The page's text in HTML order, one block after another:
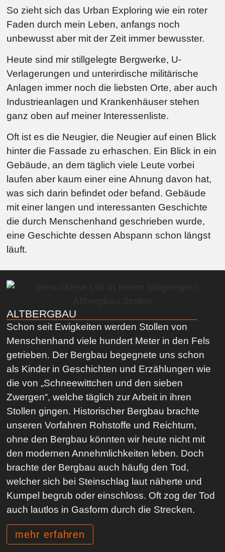
So zieht sich das Urban Exploring wie ein roter
Faden durch mein Leben, anfangs noch
unbewusst aber mit der Zeit immer bewusster.
Heute sind mir stillgelegte Bergwerke, U-
Verlagerungen und unterirdische militärische
Anlagen immer noch die liebsten Orte, aber auch
Industrieanlagen und Krankenhäuser stehen
ganz oben auf meiner Interessenliste.
Oft ist es die Neugier, die Neugier auf einen Blick
hinter die Fassade zu erhaschen. Ein Blick in ein
Gebäude, an dem täglich viele Leute vorbei
laufen aber kaum einer eine Ahnung davon hat,
was sich darin befindet oder befand. Gebäude
mit einer langen und interessanten Geschichte
die durch Menschenhand geschrieben wurde,
eine Geschichte dessen Abspann schon längst
läuft.
ALTBERGBAU
Schon seit Ewigkeiten werden Stollen von
Menschenhand viele hundert Meter in den Fels
getrieben. Der Bergbau begegnete uns schon
als Kinder in Geschichten und Erzählungen wie
die von „Schneewittchen und den sieben
Zwergen“, welche täglich zur Arbeit in ihren
Stollen gingen. Historischer Bergbau brachte
unseren Vorfahren Rohstoffe und Reichtum,
ohne den Bergbau könnten wir heute nicht mit
den modernen Annehmlichkeiten leben. Doch
brachte der Bergbau auch häufig den Tod,
welcher sich bei Steinschlag laut näherte und
Kumpel begrub oder einschloss. Oft zog der Tod
auch lautlos in Gasform durch die Strecken.
mehr erfahren